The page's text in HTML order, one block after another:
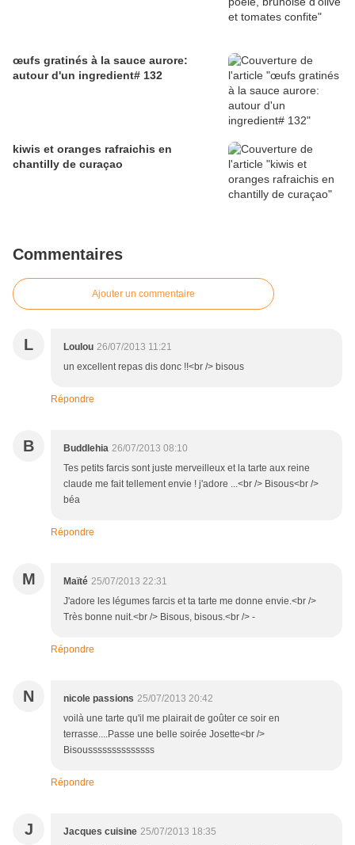
œufs gratinés à la sauce aurore:
autour d'un ingredient# 132
kiwis et oranges rafraichis en
chantilly de curaçao
Commentaires
Ajouter un commentaire
L Loulou 26/07/2013 11:21
un excellent repas dis donc !!<br /> bisous
Répondre
B Buddlehia 26/07/2013 08:10
Tes petits farcis sont juste merveilleux et la tarte aux reine
claude me fait tellement envie ! j'adore ...<br /> Bisous<br />
béa
Répondre
M Maïté 25/07/2013 22:31
J'adore les légumes farcis et ta tarte me donne envie.<br />
Très bonne nuit.<br /> Bisous, bisous.<br /> -
Répondre
N nicole passions 25/07/2013 20:42
voilà une tarte qu'il me plairait de goûter ce soir en
terrasse....Passe une belle soirée Josette<br />
Bisoussssssssssssss
Répondre
J Jacques cuisine 25/07/2013 18:35